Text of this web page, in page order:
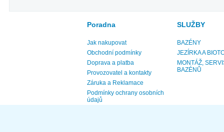
Poradna
Jak nakupovat
Obchodní podmínky
Doprava a platba
Provozovatel a kontakty
Záruka a Reklamace
Podmínky ochrany osobních
údajů
SLUŽBY
BAZÉNY
JEZÍRKA A
MONTÁŽ,
BAZÉNŮ